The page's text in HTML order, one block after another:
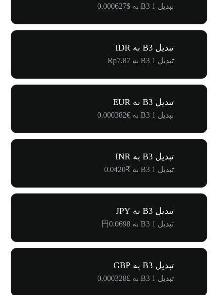
تبدیل 1 B3 به $0.000627
تبدیل B3 به IDR
تبدیل 1 B3 به Rp7.87
تبدیل B3 به EUR
تبدیل 1 B3 به €0.000382
تبدیل B3 به INR
تبدیل 1 B3 به ₹0.0420
تبدیل B3 به JPY
تبدیل 1 B3 به 円0.0698
تبدیل B3 به GBP
تبدیل 1 B3 به £0.000328